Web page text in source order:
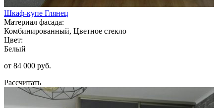
Шкаф-купе Глянец
Материал фасада:
Комбинированный, Цветное стекло
Цвет:
Белый
от 84 000 руб.
Рассчитать